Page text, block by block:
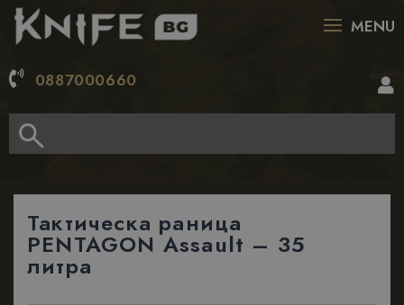
MENU
0887000660
Тактическа раница
PENTAGON Assault – 35
литра